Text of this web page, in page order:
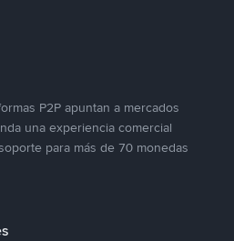
P2P apuntan a mercados
una experiencia comercial
para más de 70 monedas